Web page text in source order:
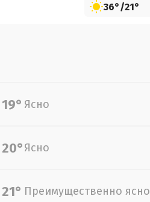
36°/21°
19° Ясно
20°Ясно
21° Преимущественно ясно